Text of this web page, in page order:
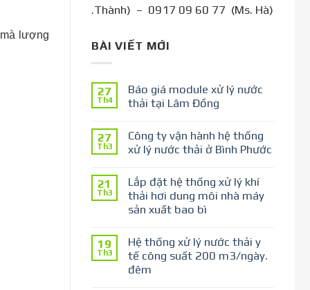
lượng
.Thành) – 0917 09 60 77 (Ms. Hà)
BÀI VIẾT MỚI
27
Th4
Báo giá module xử lý nước
thải tại Lâm Đồng
27
Th3
Công ty vận hành hệ thống
xử lý nước thải ở Bình Phước
21
Th3
Lắp đặt hệ thống xử lý khí
thải hơi dung môi nhà máy
sản xuất bao bì
19
Th3
Hệ thống xử lý nước thải y
tế công suất 200 m3/ngày.
đêm